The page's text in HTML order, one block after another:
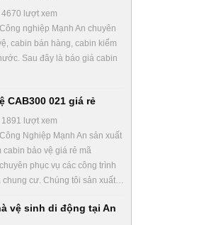
lượt xem
nghiệp Mạnh An chuyên
cabin bán hàng, cabin kiểm
Sau đây là báo giá cabin
CAB300 021 giá rẻ
lượt xem
Nghiệp Mạnh An sản xuất
cabin bảo vệ giá rẻ mã
phục vụ các công trình
chung cư. Chúng tôi sản xuất…
vệ sinh di động tại An